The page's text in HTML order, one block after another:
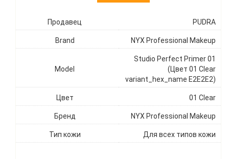
Продавец PUDRA
Brand NYX Professional Makeup
Model
Studio Perfect Primer 01
(Цвет 01 Clear
variant_hex_name E2E2E2)
Цвет 01 Clear
Бренд NYX Professional Makeup
Тип кожи Для всех типов кожи